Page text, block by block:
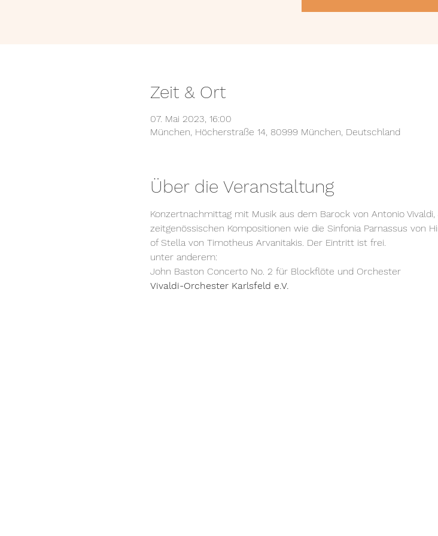
Zeit & Ort
07. Mai 2023, 16:00
München, Höcherstraße 14, 80999 München, Deutschland
Über die Veranstaltung
Konzertnachmittag mit Musik aus dem Barock von Antonio
zeitgenössischen Kompositionen wie die Sinfonia Parnassus von
of Stella von Timotheus Arvanitakis. Der Eintritt ist frei.
unter anderem:
John Baston Concerto No. 2 für Blockflöte und Orchester
Vivaldi-Orchester Karlsfeld e.V.